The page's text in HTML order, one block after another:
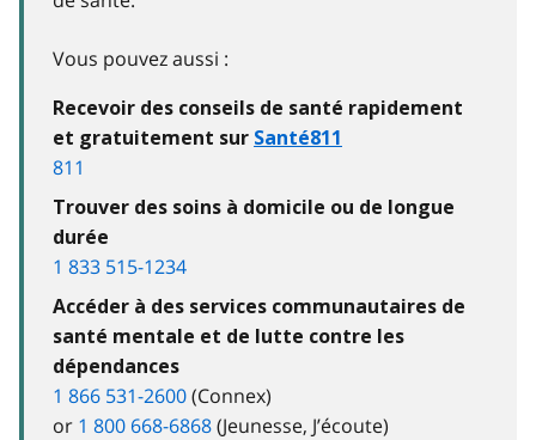
Vous pouvez aussi :
Recevoir des conseils de santé rapidement
et gratuitement sur Santé811
811
Trouver des soins à domicile ou de longue
durée
1 833 515-1234
Accéder à des services communautaires de
santé mentale et de lutte contre les
dépendances
1 866 531-2600(Connex)
or 1 800 668-6868(Jeunesse, J’écoute)